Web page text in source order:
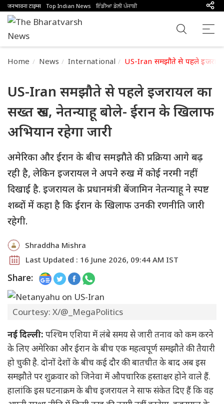
जनभावना टाइम्स Top Indian News ਇੰਡੀਆ ਡੇਲੀ ਪੰਜਾਬੀ
Home News International US-Iran समझौते से पहले इजरायल
US-Iran समझौते से पहले इजरायल का
सख्त रुख, नेतन्याहू बोले- ईरान के खिलाफ
अभियान रहेगा जारी
अमेरिका और ईरान के बीच समझौते की प्रक्रिया आगे बढ़
रही है, लेकिन इजरायल ने अपने रुख में कोई नरमी नहीं
दिखाई है. इजरायल के प्रधानमंत्री बेंजामिन नेतन्याहू ने स्पष्ट
शब्दों में कहा है कि ईरान के खिलाफ उनकी रणनीति जारी
रहेगी.
Shraddha Mishra
Last Updated : 16 June 2026, 09:44 AM IST
Share:
Courtesy: X/@_MegaPolitics
नई दिल्ली: पश्चिम एशिया में लंबे समय से जारी तनाव को कम करने
के लिए अमेरिका और ईरान के बीच एक महत्वपूर्ण समझौते की तैयारी
हो चुकी है. दोनों देशों के बीच कई दौर की बातचीत के बाद अब इस
समझौते पर शुक्रवार को जिनेवा में औपचारिक हस्ताक्षर होने वाले हैं.
हालांकि इस घटनाक्रम के बीच इजरायल ने साफ संकेत दिए हैं कि वह